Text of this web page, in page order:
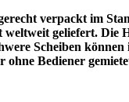
verpackt im
weltweit geliefert. Die
Scheiben können
ohne Bediener